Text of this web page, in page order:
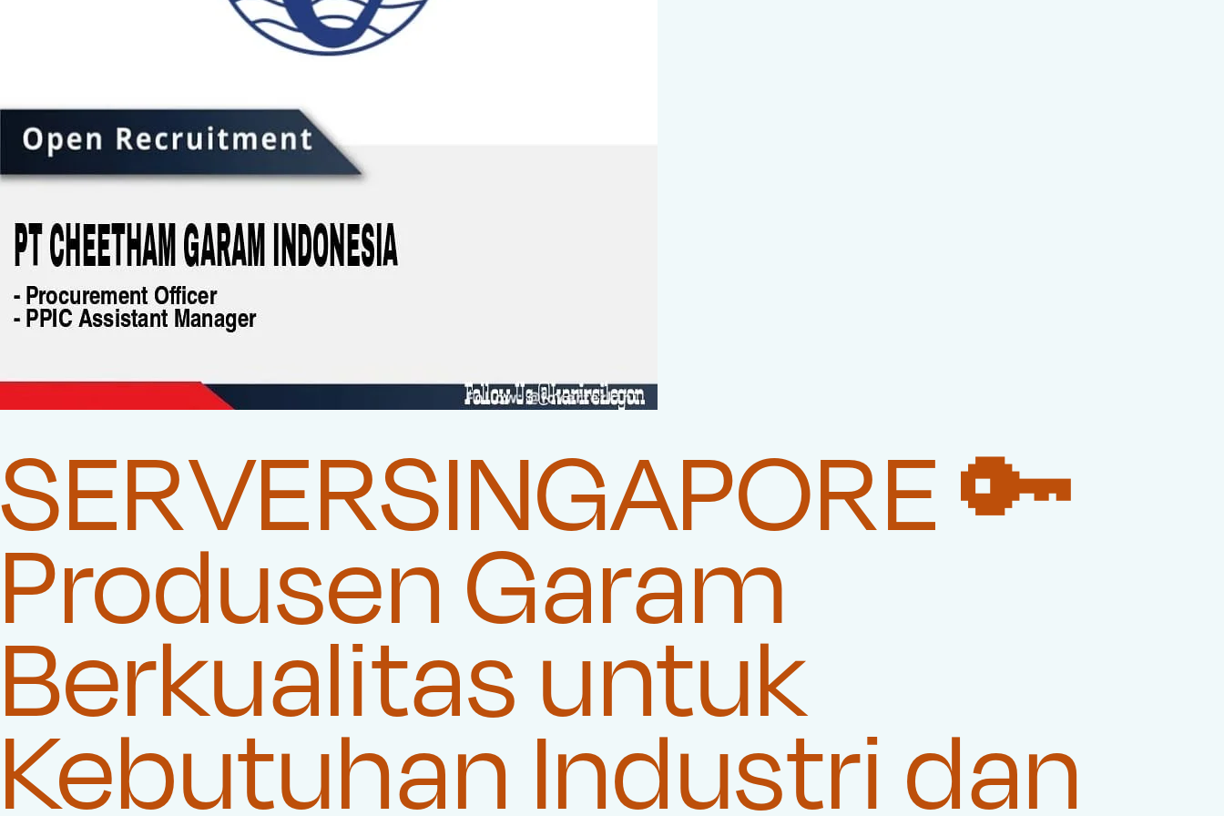
SERVERSINGAPORE 🔑
Produsen Garam
Berkualitas untuk
Kebutuhan Industri dan